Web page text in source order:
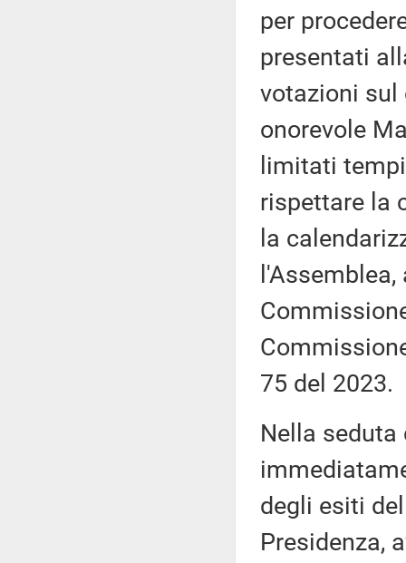
per
presentati
votazioni sul
onorevole
limitati
rispettare la
la
75 del 2023.
Nella
degli esiti
Presidenza,